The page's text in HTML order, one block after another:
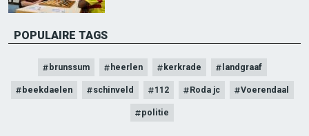
POPULAIRE TAGS
brunssum heerlen kerkrade landgraaf
beekdaelen schinveld 112 Roda jc Voerendaal
politie